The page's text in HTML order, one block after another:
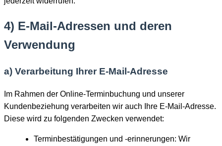
4) E-Mail-Adressen und deren
Verwendung
a) Verarbeitung Ihrer E-Mail-Adresse
Im Rahmen der Online-Terminbuchung und unserer
Kundenbeziehung verarbeiten wir auch Ihre E-Mail-Adresse.
Diese wird zu folgenden Zwecken verwendet:
Terminbestätigungen und -erinnerungen: Wir